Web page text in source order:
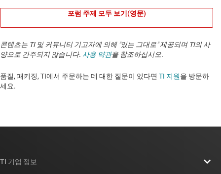
포럼 주제 모두 보기(영문)
콘텐츠는 TI 및 커뮤니티 기고자에 의해 "있는 그대로" 제공되며 TI의 사
양으로 간주되지 않습니다. 사용 약관을 참조하십시오.
품질, 패키징, TI에서 주문하는 데 대한 질문이 있다면 TI 지원을 방문하
세요. ​​​​​​​​​​​​​​
TI 기업 정보